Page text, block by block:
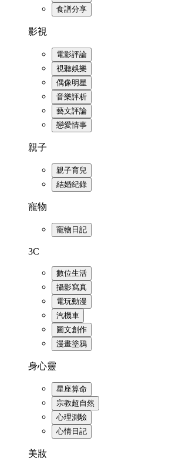
食譜分享
影視
電影評論
視聽娛樂
偶像明星
音樂評析
藝文評論
戀愛情事
親子
親子育兒
結婚紀錄
寵物
寵物日記
3C
數位生活
攝影寫真
電玩動漫
汽機車
圖文創作
漫畫塗鴉
身心靈
星座算命
宗教超自然
心理測驗
心情日記
美妝